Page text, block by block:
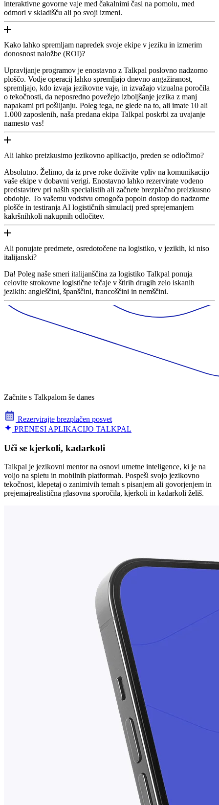
interaktivne govorne vaje med čakalnimi časi na pomolu, med
odmori v skladišču ali po svoji izmeni.
Kako lahko spremljam napredek svoje ekipe v jeziku in izmerim
donosnost naložbe (ROI)?
Upravljanje programov je enostavno z Talkpal poslovno nadzorno
ploščo. Vodje operacij lahko spremljajo dnevno angažiranost,
spremljajo, kdo izvaja jezikovne vaje, in izvažajo vizualna poročila
o tekočnosti, da neposredno povežejo izboljšanje jezika z manj
napakami pri pošiljanju. Poleg tega, ne glede na to, ali imate 10 ali
1.000 zaposlenih, naša predana ekipa Talkpal poskrbi za uvajanje
namesto vas!
Ali lahko preizkusimo jezikovno aplikacijo, preden se odločimo?
Absolutno. Želimo, da iz prve roke doživite vpliv na komunikacijo
vaše ekipe v dobavni verigi. Enostavno lahko rezervirate vodeno
predstavitev pri naših specialistih ali začnete brezplačno preizkusno
obdobje. To vašemu vodstvu omogoča popoln dostop do nadzorne
plošče in testiranja AI logističnih simulacij pred sprejemanjem
kakršnihkoli nakupnih odločitev.
Ali ponujate predmete, osredotočene na logistiko, v jezikih, ki niso
italijanski?
Da! Poleg naše smeri italijanščina za logistiko Talkpal ponuja
celovite strokovne logistične tečaje v štirih drugih zelo iskanih
jezikih: angleščini, španščini, francoščini in nemščini.
Začnite s Talkpalom še danes
Rezervirajte brezplačen posvet
PRENESI APLIKACIJO TALKPAL
Uči se kjerkoli, kadarkoli
Talkpal je jezikovni mentor na osnovi umetne inteligence, ki je na
voljo na spletu in mobilnih platformah. Pospeši svojo jezikovno
tekočnost, klepetaj o zanimivih temah s pisanjem ali govorjenjem in
prejemajrealistična glasovna sporočila, kjerkoli in kadarkoli želiš.